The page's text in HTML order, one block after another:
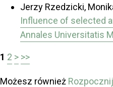
Jerzy Rzedzicki,
Influence of selected
Annales Universitatis
1 2 > >>
Możesz również